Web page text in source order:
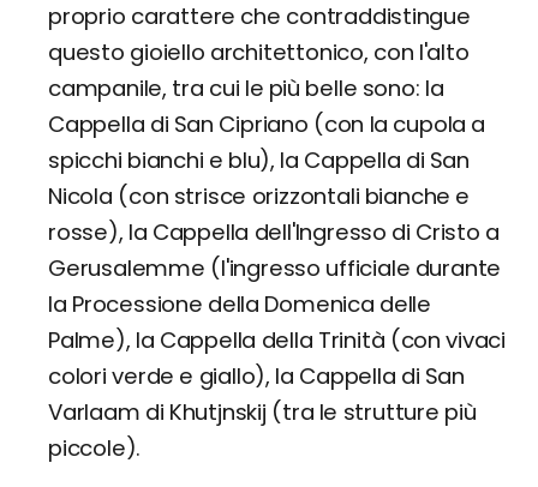
proprio carattere che contraddistingue
questo gioiello architettonico, con l'alto
campanile, tra cui le più belle sono: la
Cappella di San Cipriano (con la cupola a
spicchi bianchi e blu), la Cappella di San
Nicola (con strisce orizzontali bianche e
rosse), la Cappella dell'Ingresso di Cristo a
Gerusalemme (l'ingresso ufficiale durante
la Processione della Domenica delle
Palme), la Cappella della Trinità (con vivaci
colori verde e giallo), la Cappella di San
Varlaam di Khutjnskij (tra le strutture più
piccole).